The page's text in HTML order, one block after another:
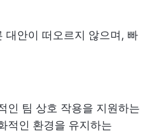
대안이 떠오르지 않으며, 빠
인 팀 상호 작용을 지원하는
적인 환경을 유지하는